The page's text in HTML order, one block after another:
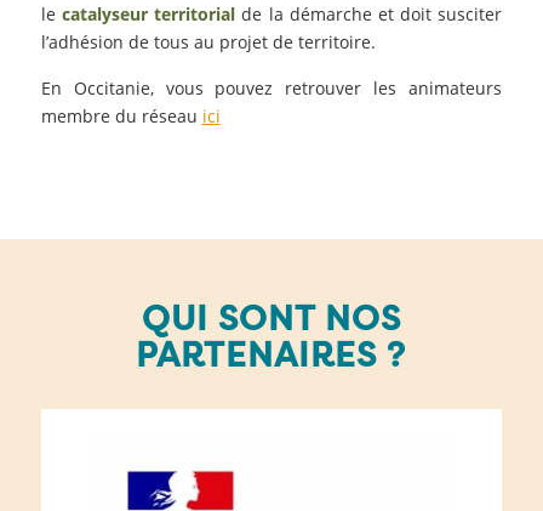
le catalyseur territorial de la démarche et doit susciter
l’adhésion de tous au projet de territoire.
En Occitanie, vous pouvez retrouver les animateurs
membre du réseau ici
QUI SONT NOS
PARTENAIRES ?